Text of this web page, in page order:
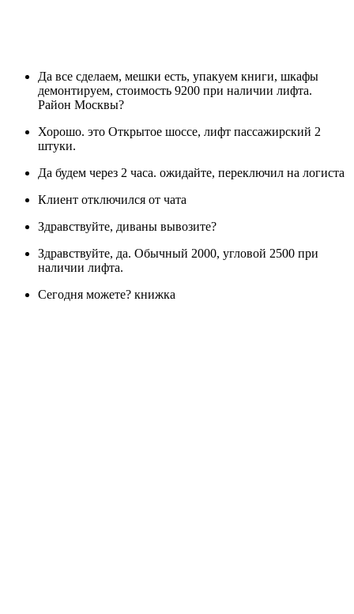
Да все сделаем, мешки есть, упакуем книги, шкафы
демонтируем, стоимость 9200 при наличии лифта.
Район Москвы?
Хорошо. это Открытое шоссе, лифт пассажирский 2
штуки.
Да будем через 2 часа. ожидайте, переключил на логиста
Клиент отключился от чата
Здравствуйте, диваны вывозите?
Здравствуйте, да. Обычный 2000, угловой 2500 при
наличии лифта.
Сегодня можете? книжка